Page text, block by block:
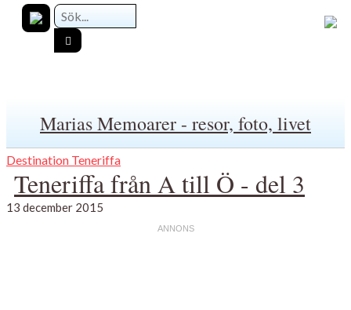
Marias Memoarer - resor, foto, livet
Destination Teneriffa
Teneriffa från A till Ö - del 3
13 december 2015